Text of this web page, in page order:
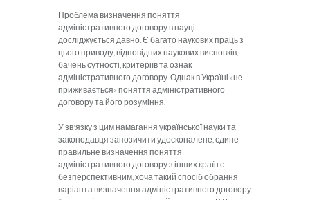
Проблема визначення поняття
адміністративного договору в науці
досліджується давно. Є багато наукових праць з
цього приводу, відповідних наукових висновків,
бачень сутності, критеріїв та ознак
адміністративного договору. Однак в Україні «не
приживається» поняття адміністративного
договору та його розуміння.
У зв'язку з цим намагання української науки та
законодавця запозичити удосконалене, єдине
правильне визначення поняття
адміністративного договору з інших країн є
безперспективним, хоча такий спосіб обрання
варіанта визначення адміністративного договору